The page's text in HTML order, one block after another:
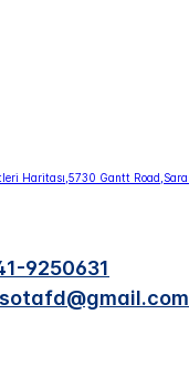
9250631